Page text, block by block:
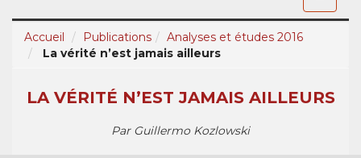
Accueil
Publications
Analyses et études 2016
La vérité n’est jamais ailleurs
LA VÉRITÉ N’EST JAMAIS AILLEURS
Par Guillermo Kozlowski